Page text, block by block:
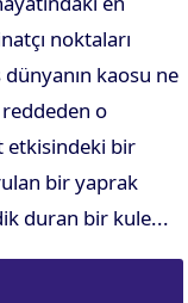
noktaları
kaosu ne
o
etkisindeki bir
bir yaprak
duran bir kule...